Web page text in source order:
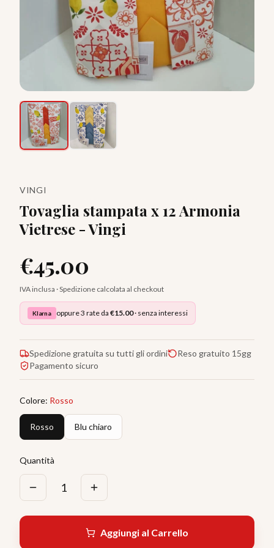
VINGI
Tovaglia stampata x 12 Armonia
Vietrese - Vingi
€45.00
IVA inclusa · Spedizione calcolata al checkout
Klarna oppure 3 rate da €15.00· senza interessi
Spedizione gratuita su tutti gli ordini
Reso gratuito 15gg
Pagamento sicuro
Colore: Rosso
Rosso Blu chiaro
Quantità
1
Aggiungi al Carrello